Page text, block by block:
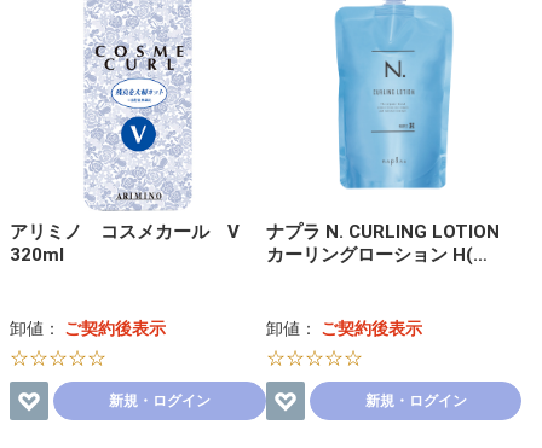
アリミノ コスメカール V
320ml
卸値： ご契約後表示
☆☆☆☆☆
新規・ログイン
ナプラ N. CURLING LOTION
カーリングローション H(…
卸値： ご契約後表示
☆☆☆☆☆
新規・ログイン